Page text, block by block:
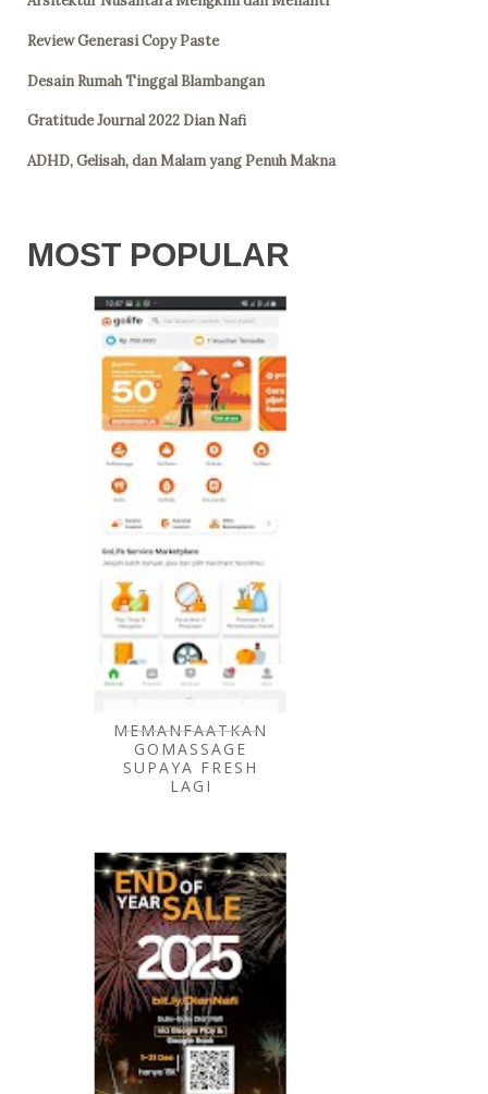
Review Generasi Copy Paste
Desain Rumah Tinggal Blambangan
Gratitude Journal 2022 Dian Nafi
ADHD, Gelisah, dan Malam yang Penuh Makna
MOST POPULAR
MEMANFAATKAN
GOMASSAGE
SUPAYA FRESH
LAGI